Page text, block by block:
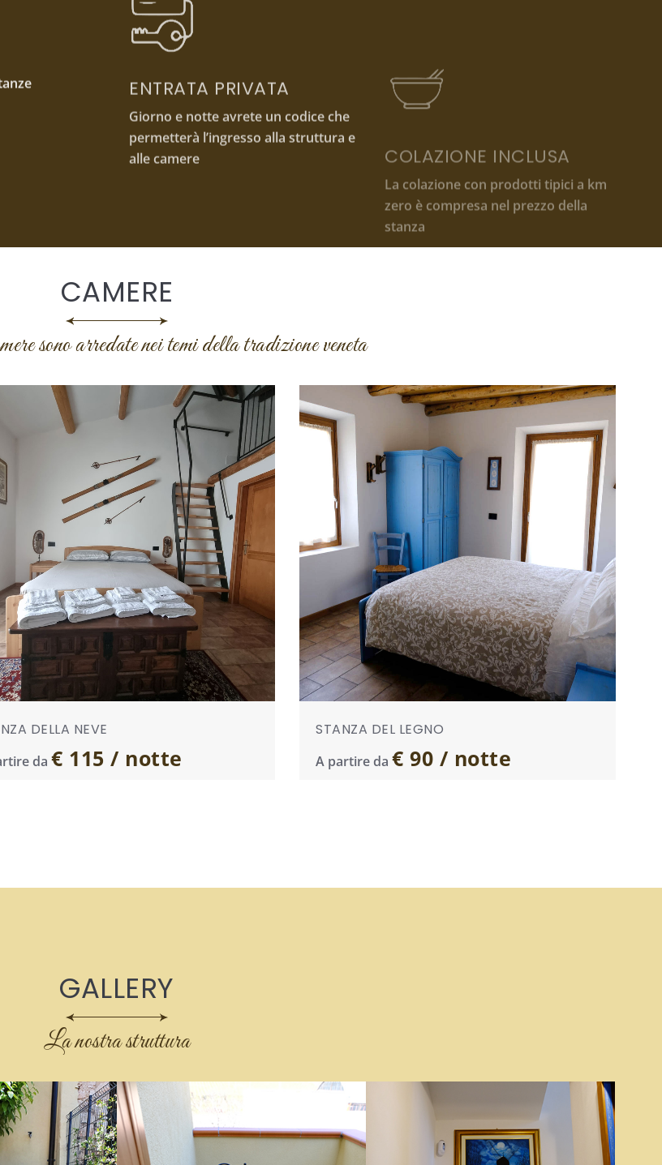
ENTRATA PRIVATA
permetterà l’ingresso alla struttura e
alle camere
La colazione con prodotti tipici a km
zero è compresa nel prezzo della
stanza
CAMERE
sono arredate nei temi della tradizione veneta
DELLA NEVE
da € 115 / notte
STANZA DEL LEGNO
A partire da € 90 / notte
GALLERY
La nostra struttura